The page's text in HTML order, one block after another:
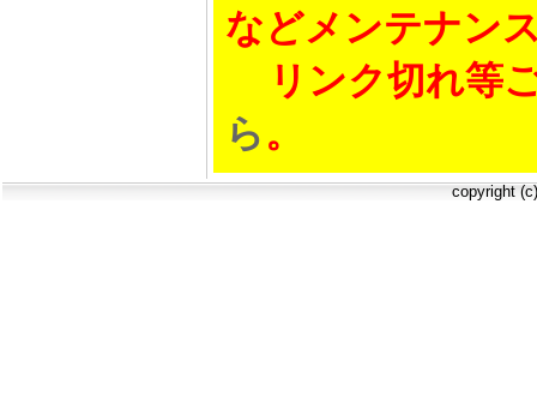
などメンテナン
リンク切れ等
ら。
copyright